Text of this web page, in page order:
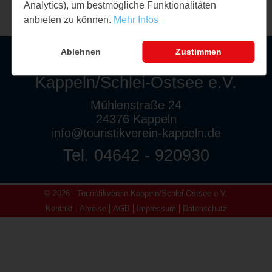
Touristikverein
Kappeln/Schlei-Ostsee e.V.
Mühlenstraße 24
24376 Kappeln
info@touristikverein-kappeln.de
Tel. 04642 - 920930
© 2026 - Touristikverein Kappeln/Schlei-Ostsee e.V.
Kontakt
Anreise AGB Impressum Datenschutz
Analytics), um bestmögliche Funktionalitäten
anbieten zu können. Mehr Infos
Ablehnen Zustimmen